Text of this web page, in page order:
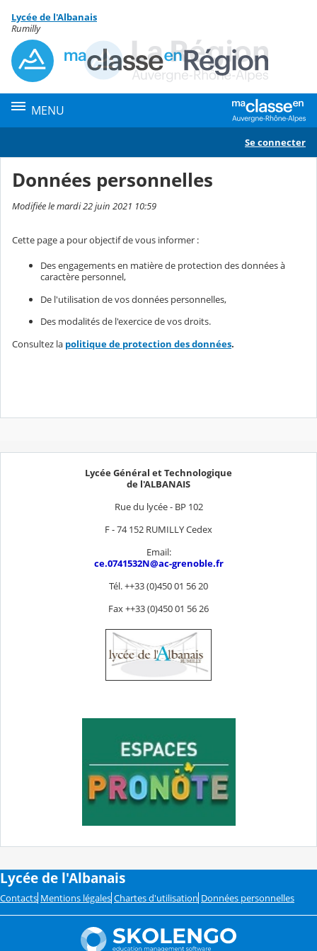
Contenu
Lycée de l'Albanais
Rumilly
MENU
Se connecter
Données personnelles
Modifiée le mardi 22 juin 2021 10:59
Cette page a pour objectif de vous informer :
Des engagements en matière de protection des données à
caractère personnel,
De l'utilisation de vos données personnelles,
Des modalités de l'exercice de vos droits.
Consultez la politique de protection des données.
Lycée Général et Technologique
de l'ALBANAIS
Rue du lycée - BP 102
F - 74 152 RUMILLY Cedex
Email:
ce.0741532N@ac-grenoble.fr
Tél. ++33 (0)450 01 56 20
Fax ++33 (0)450 01 56 26
Lycée de l'Albanais
Contacts Mentions légales Chartes d'utilisation Données personnelles